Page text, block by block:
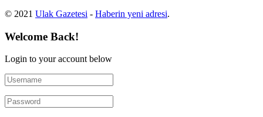
© 2021 Ulak Gazetesi - Haberin yeni adresi.
Welcome Back!
Login to your account below